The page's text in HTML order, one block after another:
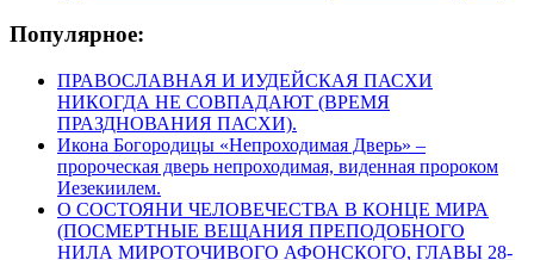
Популярное:
ПРАВОСЛАВНАЯ И ИУДЕЙСКАЯ ПАСХИ
НИКОГДА НЕ СОВПАДАЮТ (ВРЕМЯ
ПРАЗДНОВАНИЯ ПАСХИ).
Икона Богородицы «Непроходимая Дверь» –
пророческая дверь непроходимая, виденная пророком
Иезекиилем.
О СОСТОЯНИ ЧЕЛОВЕЧЕСТВА В КОНЦЕ МИРА
(ПОСМЕРТНЫЕ ВЕЩАНИЯ ПРЕПОДОБНОГО
НИЛА МИРОТОЧИВОГО АФОНСКОГО, ГЛАВЫ 28-